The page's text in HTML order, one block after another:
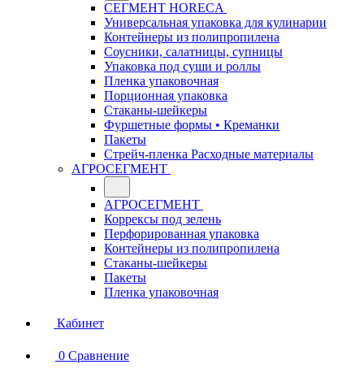
СЕГМЕНТ HORECA
Универсальная упаковка для кулинарии
Контейнеры из полипропилена
Соусники, салатницы, супницы
Упаковка под суши и роллы
Пленка упаковочная
Порционная упаковка
Стаканы-шейкеры
Фуршетные формы • Креманки
Пакеты
Стрейч-пленка Расходные материалы
АГРОСЕГМЕНТ
АГРОСЕГМЕНТ
Коррексы под зелень
Перфорированная упаковка
Контейнеры из полипропилена
Стаканы-шейкеры
Пакеты
Пленка упаковочная
Кабинет
0 Сравнение